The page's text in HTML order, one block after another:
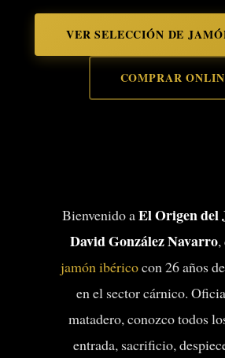
VER SELECCIÓN DE
COMPRAR
Bienvenido aEl Origen del
David González Navarro,
jamón ibéricocon 26 años
en el sector cárnico.
matadero, conozco todos
entrada, sacrificio,